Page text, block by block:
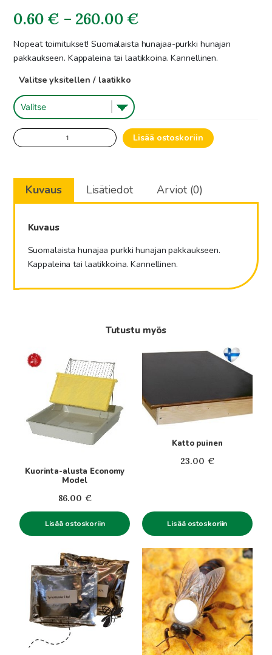
0.60€ – 260.00€Hintaluokka:
0.60€
-
Nopeat toimitukset! Suomalaista hunajaa-purkki hunajan
pakkaukseen. Kappaleina tai laatikkoina. Kannellinen.
Valitse yksitellen / laatikko
Suomalaista
hunajaa
Hunajapurkki
450
g
Lisää ostoskoriin
Kuvaus Lisätiedot Arviot (0)
Kuvaus
Suomalaista hunajaa purkki hunajan pakkaukseen.
Kappaleina tai laatikkoina. Kannellinen.
Tutustu myös
Kuorinta-alusta Economy
Model
86.00 €
Lisää ostoskoriin
Katto puinen
23.00 €
Lisää ostoskoriin
tuotteella
useampi
muunnelma.
Voit
tehdä